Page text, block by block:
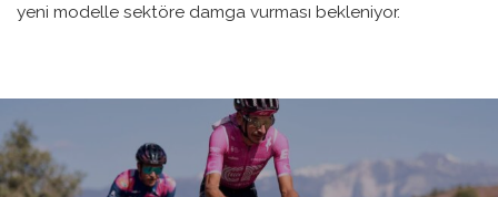
yeni modelle sektöre damga vurması bekleniyor.